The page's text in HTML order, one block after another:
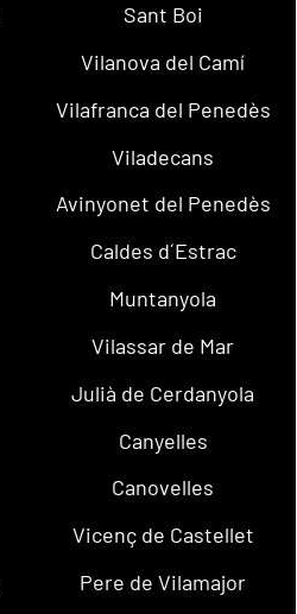
Sant Boi
Vilanova del Camí
Vilafranca del Penedès
Viladecans
Avinyonet del Penedès
Caldes d´Estrac
Muntanyola
Vilassar de Mar
Julià de Cerdanyola
Canyelles
Canovelles
Vicenç de Castellet
Pere de Vilamajor